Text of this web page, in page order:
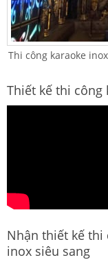
Thi công karaoke
Thiết kế thi công
Nhận thiết kế thi
inox siêu sang